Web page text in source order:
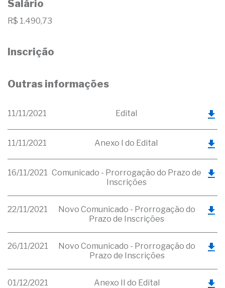
Salário
R$ 1.490,73
Inscrição
Outras informações
11/11/2021 Edital
11/11/2021 Anexo I do Edital
16/11/2021 Comunicado - Prorrogação do Prazo de
Inscrições
22/11/2021
Novo Comunicado - Prorrogação do
Prazo de Inscrições
26/11/2021
Novo Comunicado - Prorrogação do
Prazo de Inscrições
01/12/2021 Anexo II do Edital